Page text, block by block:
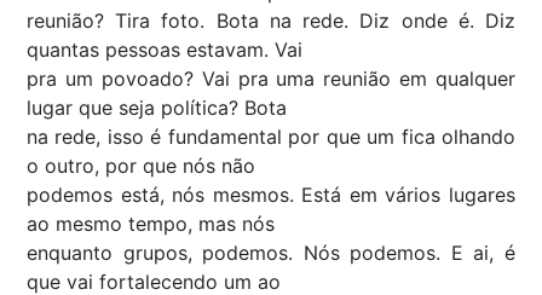
reunião? Tira foto. Bota na rede. Diz onde é. Diz
quantas pessoas estavam. Vai
pra um povoado? Vai pra uma reunião em qualquer
lugar que seja política? Bota
na rede, isso é fundamental por que um fica olhando
o outro, por que nós não
podemos está, nós mesmos. Está em vários lugares
ao mesmo tempo, mas nós
enquanto grupos, podemos. Nós podemos. E ai, é
que vai fortalecendo um ao